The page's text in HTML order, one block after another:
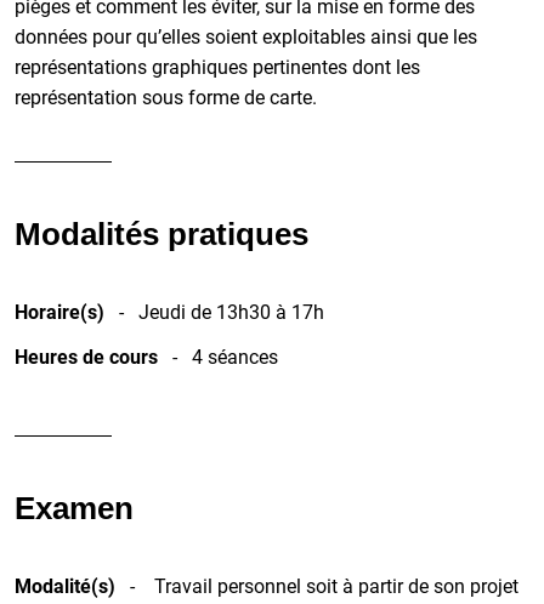
pièges et comment les éviter, sur la mise en forme des
données pour qu’elles soient exploitables ainsi que les
représentations graphiques pertinentes dont les
représentation sous forme de carte.
Modalités pratiques
Horaire(s) - Jeudi de 13h30 à 17h
Heures de cours - 4 séances
Examen
Modalité(s) - Travail personnel soit à partir de son projet